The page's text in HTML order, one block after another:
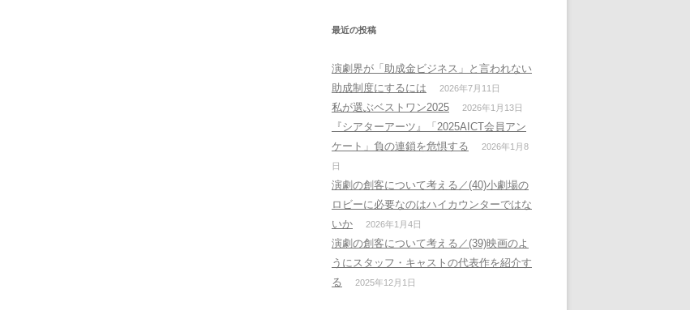
最近の投稿
演劇界が「助成金ビジネス」と言われない
助成制度にするには
2026年7月11日
私が選ぶベストワン2025 2026年1月13日
『シアターアーツ』「2025AICT会員アン
ケート」負の連鎖を危惧する
2026年1月8
日
演劇の創客について考える／(40)小劇場の
ロビーに必要なのはハイカウンターではな
いか
2026年1月4日
演劇の創客について考える／(39)映画のよ
うにスタッフ・キャストの代表作を紹介す
る
2025年12月1日